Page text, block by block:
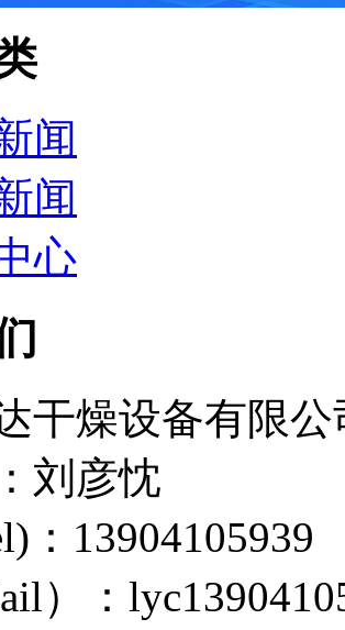
闻
闻
心
干燥设备有限公
刘彦忱
：13904105939
）：